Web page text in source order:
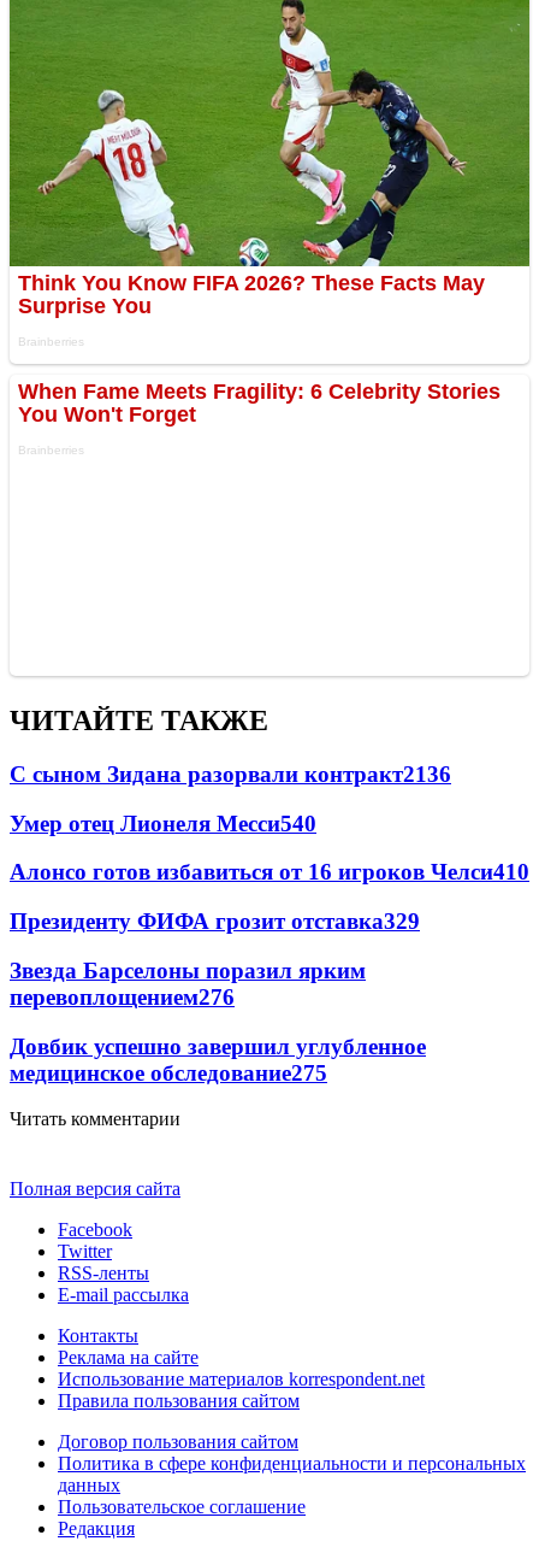
ЧИТАЙТЕ ТАКЖЕ
С сыном Зидана разорвали контракт2136
Умер отец Лионеля Месси540
Алонсо готов избавиться от 16 игроков Челси410
Президенту ФИФА грозит отставка329
Звезда Барселоны поразил ярким
перевоплощением276
Довбик успешно завершил углубленное
медицинское обследование275
Читать комментарии
Полная версия сайта
Facebook
Twitter
RSS-ленты
E-mail рассылка
Контакты
Реклама на сайте
Использование материалов korrespondent.net
Правила пользования сайтом
Договор пользования сайтом
Политика в сфере конфиденциальности и персональных
данных
Пользовательское соглашение
Редакция